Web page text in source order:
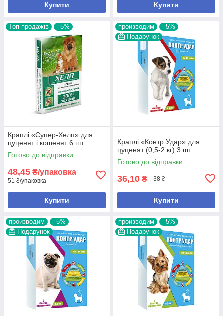
Купити Купити
Топ продажів –5%
Краплі «Супер-Хелп» для
цуценят і кошенят 6 шт
Готово до відправки
48,45 ₴/упаковка
51 ₴/упаковка
Купити
производим
–5%
Подарунок
Краплі «Контр Удар» для
цуценят (0,5-2 кг) 3 шт
Готово до відправки
36,10 ₴ 38 ₴
Купити
производим
–5%
Подарунок
производим
–5%
Подарунок